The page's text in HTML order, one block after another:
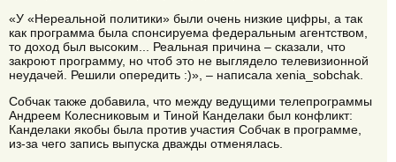
«У «Нереальной политики» были очень низкие цифры, а так
как программа была спонсируема федеральным агентством,
то доход был высоким... Реальная причина – сказали, что
закроют программу, но чтоб это не выглядело телевизионной
неудачей. Решили опередить :)», – написала xenia_sobchak.
Собчак также добавила, что между ведущими телепрограммы
Андреем Колесниковым и Тиной Канделаки был конфликт:
Канделаки якобы была против участия Собчак в программе,
из-за чего запись выпуска дважды отменялась.